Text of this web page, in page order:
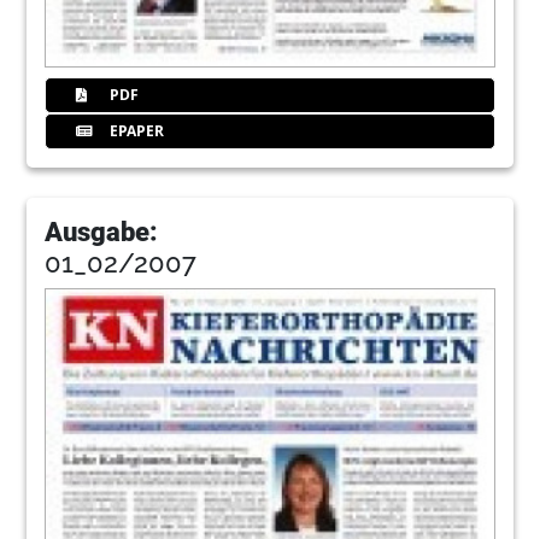
PDF
EPAPER
Ausgabe:
01_02/2007